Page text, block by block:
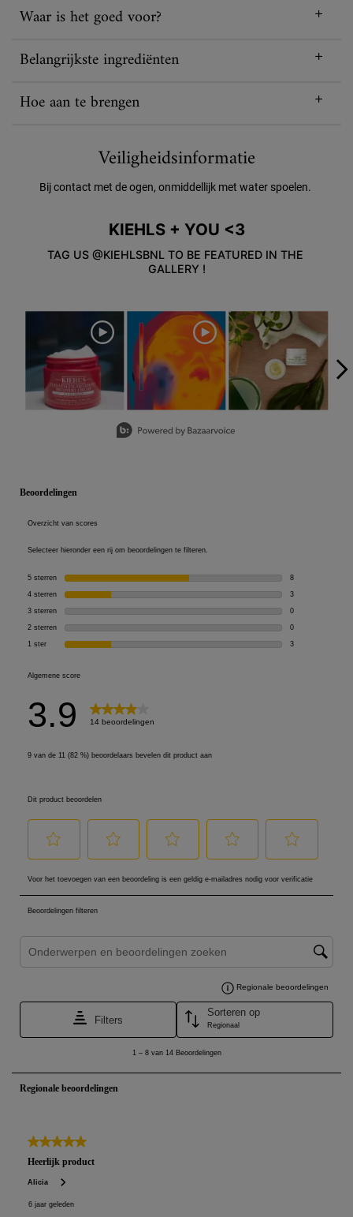
Waar is het goed voor?
Belangrijkste ingrediënten
Hoe aan te brengen
Veiligheidsinformatie
Bij contact met de ogen, onmiddellijk met water spoelen.
KIEHLS + YOU <3
TAG US @KIEHLSBNL TO BE FEATURED IN THE
GALLERY !
Media Carousel
Carousel with product photos. Use the previous and next buttons